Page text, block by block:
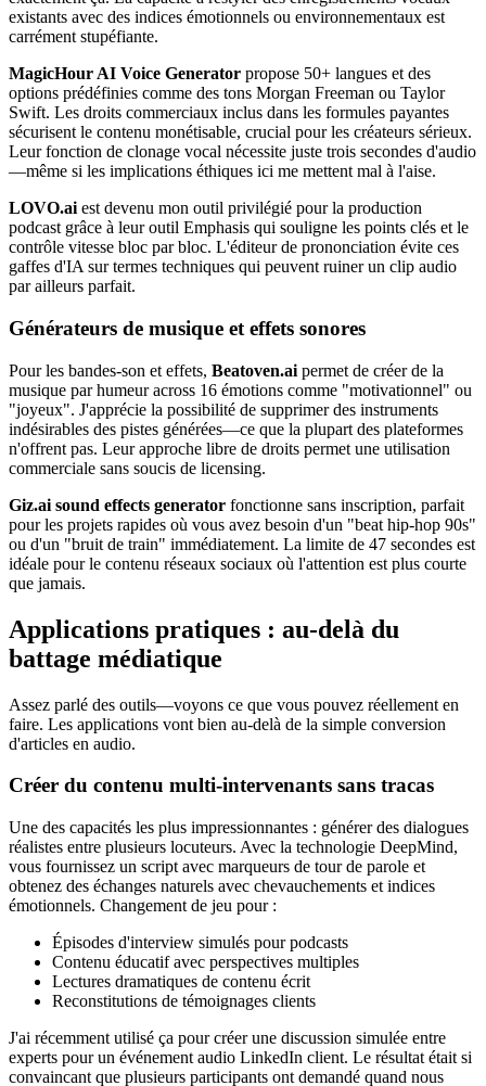
existants avec des indices émotionnels ou environnementaux est
carrément stupéfiante.
MagicHour AI Voice Generator propose 50+ langues et des
options prédéfinies comme des tons Morgan Freeman ou Taylor
Swift. Les droits commerciaux inclus dans les formules payantes
sécurisent le contenu monétisable, crucial pour les créateurs sérieux.
Leur fonction de clonage vocal nécessite juste trois secondes d'audio
—même si les implications éthiques ici me mettent mal à l'aise.
LOVO.ai est devenu mon outil privilégié pour la production
podcast grâce à leur outil Emphasis qui souligne les points clés et le
contrôle vitesse bloc par bloc. L'éditeur de prononciation évite ces
gaffes d'IA sur termes techniques qui peuvent ruiner un clip audio
par ailleurs parfait.
Générateurs de musique et effets sonores
Pour les bandes-son et effets, Beatoven.ai permet de créer de la
musique par humeur across 16 émotions comme "motivationnel" ou
"joyeux". J'apprécie la possibilité de supprimer des instruments
indésirables des pistes générées—ce que la plupart des plateformes
n'offrent pas. Leur approche libre de droits permet une utilisation
commerciale sans soucis de licensing.
Giz.ai sound effects generator fonctionne sans inscription, parfait
pour les projets rapides où vous avez besoin d'un "beat hip-hop 90s"
ou d'un "bruit de train" immédiatement. La limite de 47 secondes est
idéale pour le contenu réseaux sociaux où l'attention est plus courte
que jamais.
Applications pratiques : au-delà du
battage médiatique
Assez parlé des outils—voyons ce que vous pouvez réellement en
faire. Les applications vont bien au-delà de la simple conversion
d'articles en audio.
Créer du contenu multi-intervenants sans tracas
Une des capacités les plus impressionnantes : générer des dialogues
réalistes entre plusieurs locuteurs. Avec la technologie DeepMind,
vous fournissez un script avec marqueurs de tour de parole et
obtenez des échanges naturels avec chevauchements et indices
émotionnels. Changement de jeu pour :
Épisodes d'interview simulés pour podcasts
Contenu éducatif avec perspectives multiples
Lectures dramatiques de contenu écrit
Reconstitutions de témoignages clients
J'ai récemment utilisé ça pour créer une discussion simulée entre
experts pour un événement audio LinkedIn client. Le résultat était si
convaincant que plusieurs participants ont demandé quand nous